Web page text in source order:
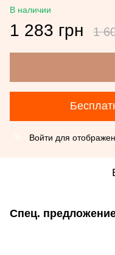
В наличии
1 283 грн 1
Войти для
Спец.